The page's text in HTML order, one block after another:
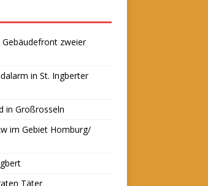
zweier
in St. Ingberter
in Großrosseln
im Gebiet Homburg/
Täter